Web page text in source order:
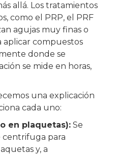
allá. Los tratamientos
como el PRP, el PRF
agujas muy finas o
aplicar compuestos
donde se
se mide en horas,
una explicación
cada uno:
en plaquetas): Se
centrifuga para
y, a